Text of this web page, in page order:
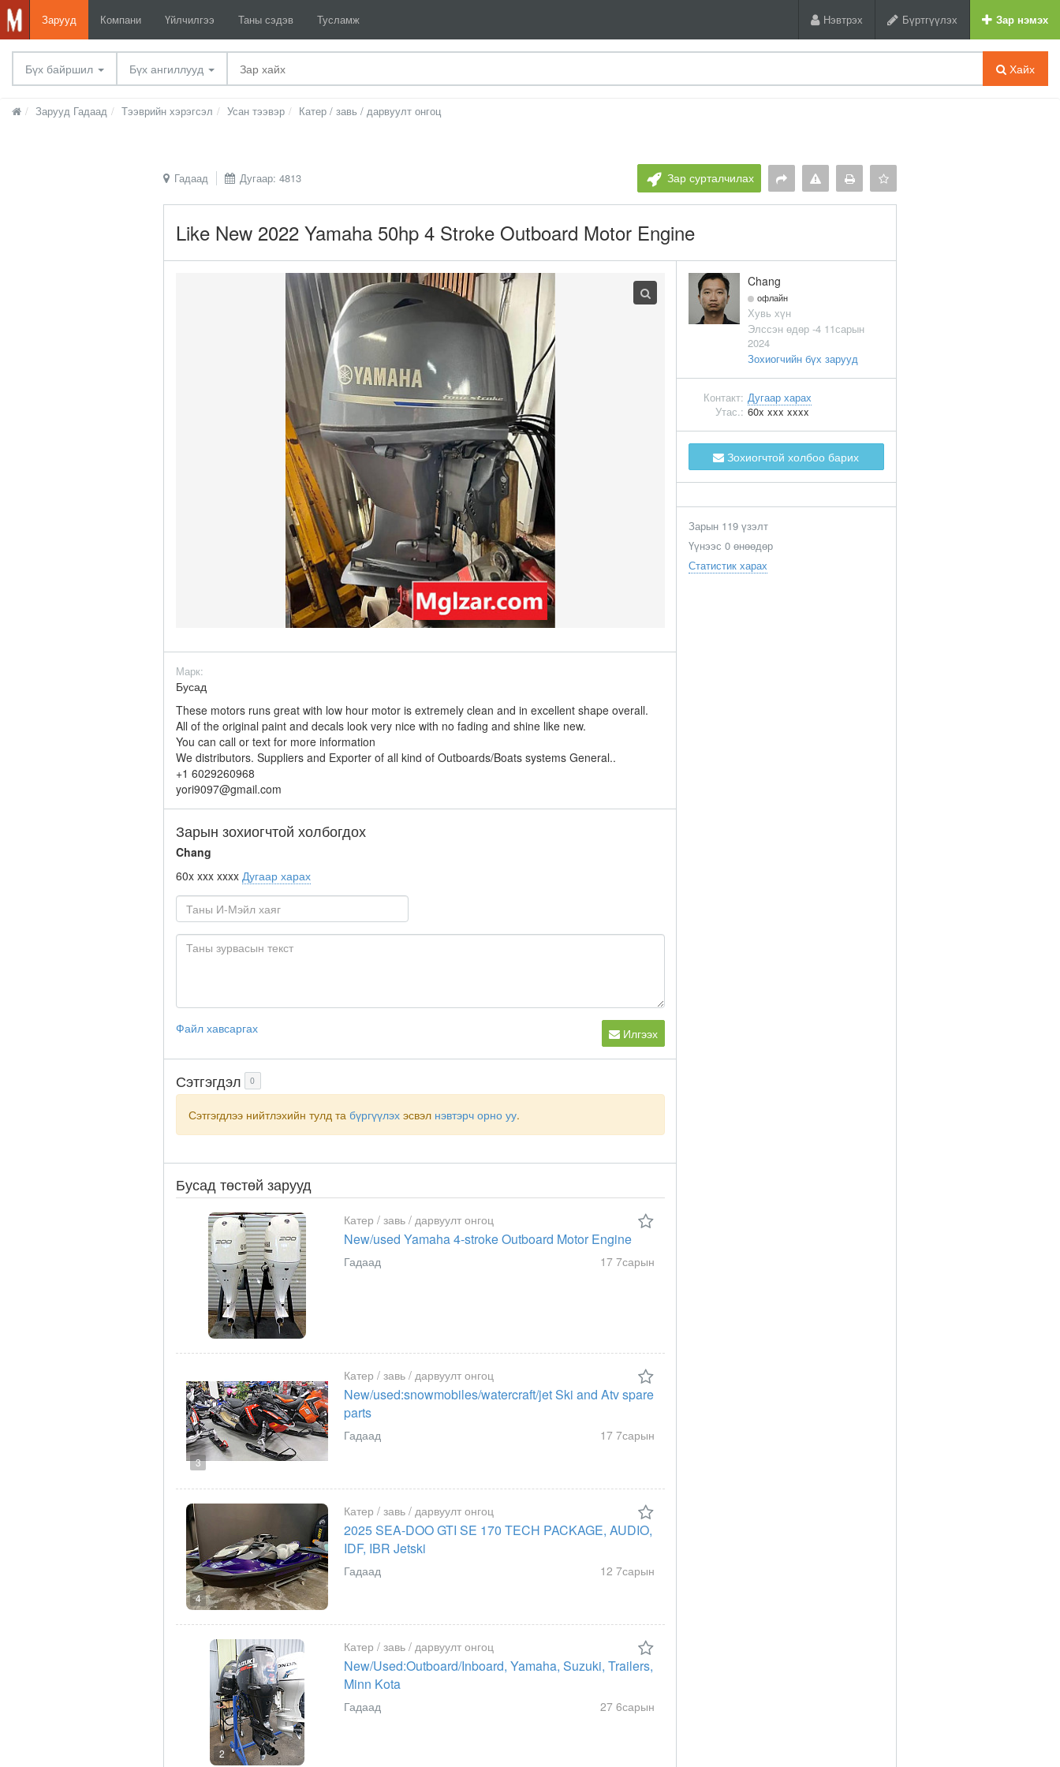
Зарууд Компани Үйлчилгээ Таны сэдэв Тусламж Нэвтрэх Бүртгүүлэх Зар нэмэх
Бүх байршил Бүх ангиллууд Хайх
Зарууд Гадаад Тээврийн хэрэгсэл Усан тээвэр Катер / завь / дарвуулт онгоц
Гадаад Дугаар: 4813 Зар сурталчилах
Like New 2022 Yamaha 50hp 4 Stroke Outboard Motor Engine
Марк:
Бусад
These motors runs great with low hour motor is extremely clean and in excellent shape overall.
All of the original paint and decals look very nice with no fading and shine like new.
You can call or text for more information
We distributors. Suppliers and Exporter of all kind of Outboards/Boats systems General..
+1 6029260968
yori9097@gmail.com
Зарын зохиогчтой холбогдох
Chang
60x xxx xxxx Дугаар харах
Файл хавсаргах Илгээх
Сэтгэгдэл 0
Сэтгэгдлээ нийтлэхийн тулд та бүргүүлэх эсвэл нэвтэрч орно уу.
Бусад төстөй зарууд
Катер / завь / дарвуулт онгоц
New/used Yamaha 4-stroke Outboard Motor Engine
Гадаад 17 7сарын
3
Катер / завь / дарвуулт онгоц
New/used:snowmobiles/watercraft/jet Ski and Atv spare
parts
Гадаад 17 7сарын
4
Катер / завь / дарвуулт онгоц
2025 SEA-DOO GTI SE 170 TECH PACKAGE, AUDIO,
IDF, IBR Jetski
Гадаад 12 7сарын
2
Катер / завь / дарвуулт онгоц
New/Used:Outboard/Inboard, Yamaha, Suzuki, Trailers,
Minn Kota
Гадаад 27 6сарын
Chang
офлайн
Хувь хүн
Элссэн өдөр -4 11сарын
2024
Зохиогчийн бүх зарууд
Контакт: Дугаар харах
Утас.: 60x xxx xxxx
Зохиогчтой холбоо барих
Зарын 119 үзэлт
Үүнээс 0 өнөөдөр
Статистик харах